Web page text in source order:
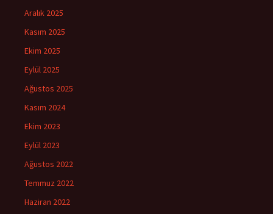
Aralık 2025
Kasım 2025
Ekim 2025
Eylül 2025
Ağustos 2025
Kasım 2024
Ekim 2023
Eylül 2023
Ağustos 2022
Temmuz 2022
Haziran 2022